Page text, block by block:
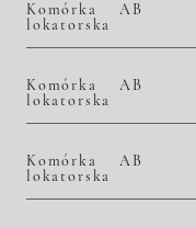
Komórka
lokatorska
AB
Komórka
lokatorska
AB
Komórka
lokatorska
AB